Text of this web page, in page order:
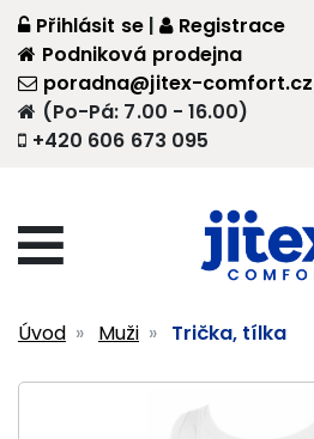
+420 606 673 095
(Po-Pá: 7.00 - 16.00)
poradna@jitex-comfort.cz
Přihlásit se |
Registrace
Podniková prodejna
Úvod Muži Trička, tílka